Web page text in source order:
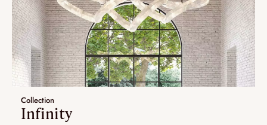
Collection
Infinity